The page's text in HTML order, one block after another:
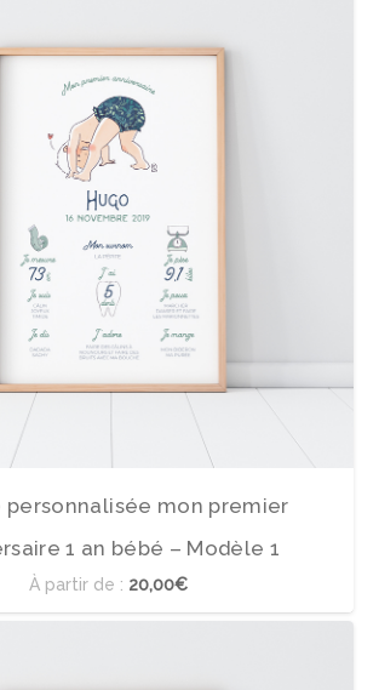
mon premier
1 an bébé – Modèle 1
À partir de : 20,00€